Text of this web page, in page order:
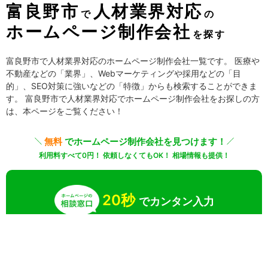
富良野市 で 人材業界対応 の
ホームページ制作会社 を探す
富良野市で人材業界対応のホームページ制作会社一覧です。 医療や
不動産などの「業界」、Webマーケティングや採用などの「目
的」、SEO対策に強いなどの「特徴」からも検索することができま
す。 富良野市で人材業界対応でホームページ制作会社をお探しの方
は、本ページをご覧ください！
無料でホームページ制作会社を見つけます！
利用料すべて0円！ 依頼しなくてもOK！ 相場情報も提供！
20秒 でカンタン入力